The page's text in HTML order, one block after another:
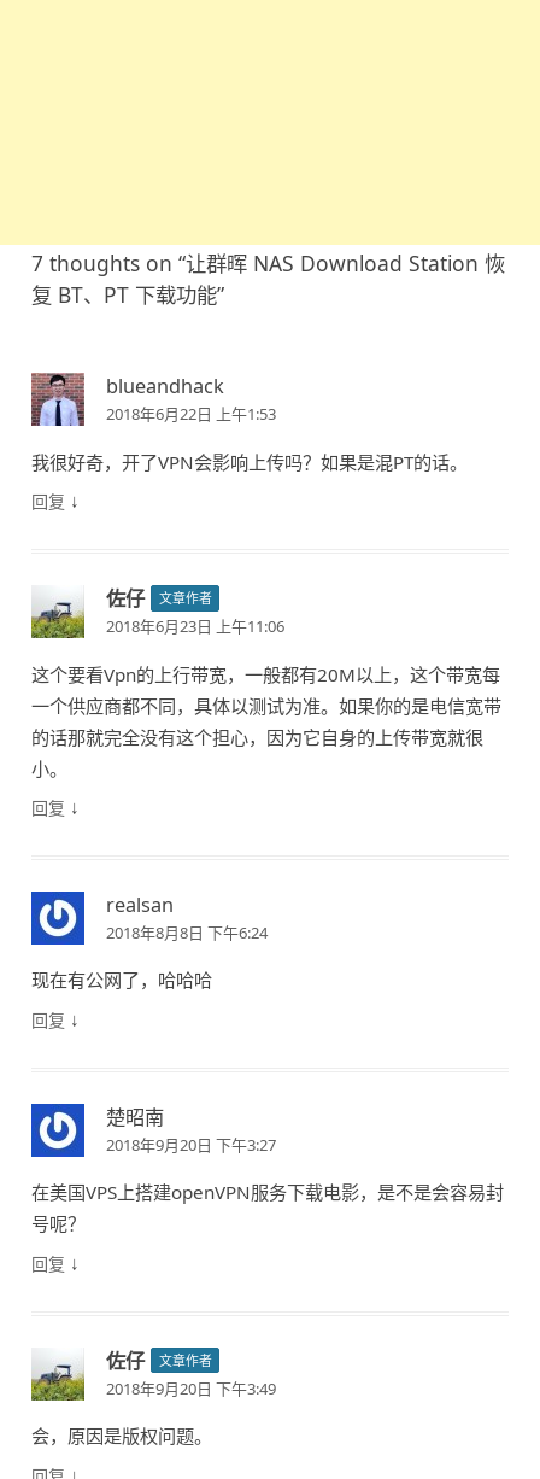
7 thoughts on “让群晖 NAS Download Station 恢
复 BT、PT 下载功能”
blueandhack
2018年6月22日 上午1:53
我很好奇，开了VPN会影响上传吗？如果是混PT的话。
回复 ↓
佐仔 文章作者
2018年6月23日 上午11:06
这个要看Vpn的上行带宽，一般都有20M以上，这个带宽每
一个供应商都不同，具体以测试为准。如果你的是电信宽带
的话那就完全没有这个担心，因为它自身的上传带宽就很
小。
回复 ↓
realsan
2018年8月8日 下午6:24
现在有公网了，哈哈哈
回复 ↓
楚昭南
2018年9月20日 下午3:27
在美国VPS上搭建openVPN服务下载电影，是不是会容易封
号呢？
回复 ↓
佐仔 文章作者
2018年9月20日 下午3:49
会，原因是版权问题。